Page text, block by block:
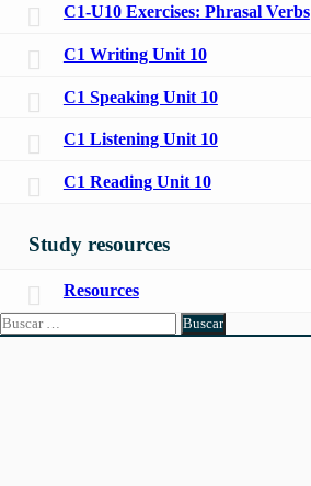
C1-U10 Exercises: Phrasal Verbs
C1 Writing Unit 10
C1 Speaking Unit 10
C1 Listening Unit 10
C1 Reading Unit 10
Study resources
Resources
Buscar: